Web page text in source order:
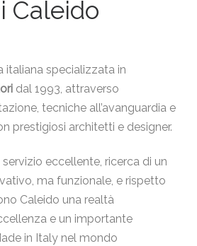
Caleido
italiana specializzata in
dal 1993, attraverso
tecniche all’avanguardia e
prestigiosi architetti e designer.
eccellente, ricerca di un
ma funzionale, e rispetto
Caleido una realtà
e un importante
in Italy nel mondo